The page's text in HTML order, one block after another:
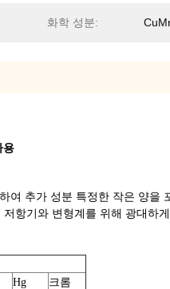
화학 성분:
용
여 추가 성분 특정한 작은 양
항기와 변형계를 위해 광대하
Hg
크롬